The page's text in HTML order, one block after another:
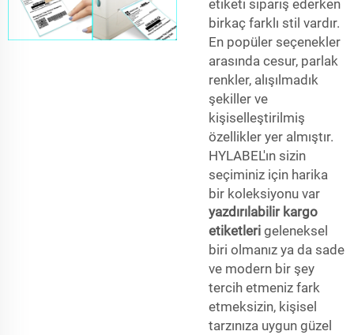
etiketi sipariş ederken
birkaç farklı stil vardır.
En popüler seçenekler
arasında cesur, parlak
renkler, alışılmadık
şekiller ve
kişiselleştirilmiş
özellikler yer almıştır.
HYLABEL'ın sizin
seçiminiz için harika
bir koleksiyonu var
yazdırılabilir kargo
etiketleri geleneksel
biri olmanız ya da sade
ve modern bir şey
tercih etmeniz fark
etmeksizin, kişisel
tarzınıza uygun güzel